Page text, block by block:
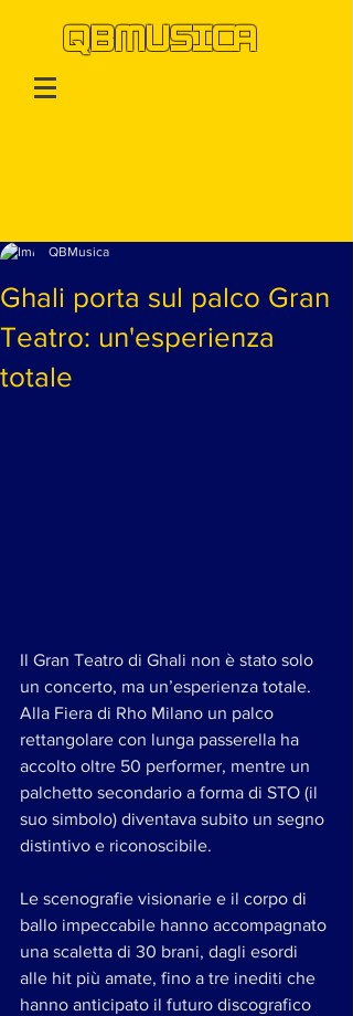
QBMUSICA
Ghali porta sul palco Gran
Teatro: un'esperienza
totale
QBMusica
Il Gran Teatro di Ghali non è stato solo
un concerto, ma un’esperienza totale.
Alla Fiera di Rho Milano un palco
rettangolare con lunga passerella ha
accolto oltre 50 performer, mentre un
palchetto secondario a forma di STO (il
suo simbolo) diventava subito un segno
distintivo e riconoscibile.
Le scenografie visionarie e il corpo di
ballo impeccabile hanno accompagnato
una scaletta di 30 brani, dagli esordi
alle hit più amate, fino a tre inediti che
hanno anticipato il futuro discografico